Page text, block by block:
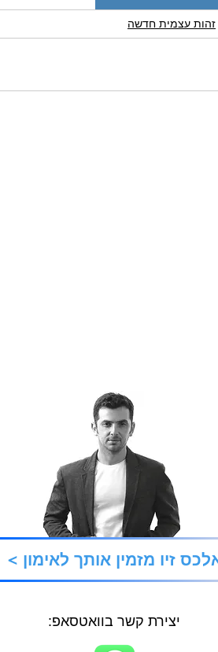
זהות עצמית חדשה
מי אתה?
אלכס זיו מזמין אותך לאימון
יצירת קשר בוואטסאפ: